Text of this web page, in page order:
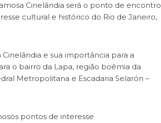
Cinelândia será o ponto de encontro
cultural e histórico do Rio de Janeiro,
e sua importância para a
o bairro da Lapa, região boêmia da
Metropolitana e Escadaria Selarón –
pontos de interesse